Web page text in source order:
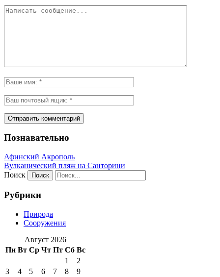
Познавательно
Афинский Акрополь
Вулканический пляж на Санторини
Поиск
Рубрики
Природа
Сооружения
Август 2026
Пн Вт Ср Чт Пт Сб Вс
1
2
3
4 5 6 7 8
9